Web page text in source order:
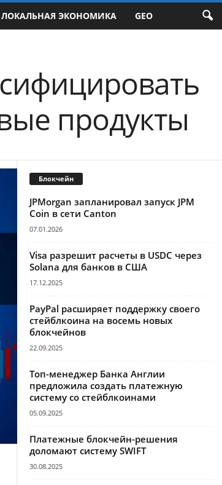
ЛОКАЛЬНАЯ ЭКОНОМИКА GEO
продукты
Блокчейн
JPMorgan запланировал запуск JPM
Coin в сети Canton
07.01.2026
Visa разрешит расчеты в USDC через
Solana для банков в США
17.12.2025
PayPal расширяет поддержку своего
стейблкоина на восемь новых
блокчейнов
22.09.2025
Топ-менеджер Банка Англии
предложила создать платежную
систему со стейблкоинами
05.09.2025
Платежные блокчейн-решения
доломают систему SWIFT
30.08.2025